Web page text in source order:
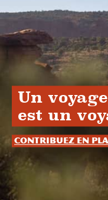
Un
est un
Contribuez en